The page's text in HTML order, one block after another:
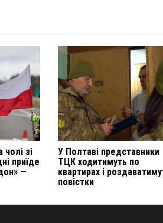
чолі зі
приїде
—
У Полтаві представники
ТЦК ходитимуть по
квартирах і
повістки